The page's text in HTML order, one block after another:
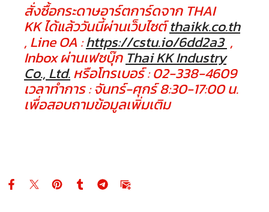
สั่งซื้อกระดาษอาร์ตการ์ดจาก THAI
KK ได้แล้ววันนี้ผ่านเว็บไซต์thaikk.co.th
, Line OA :https://cstu.io/6dd2a3 ,
Inbox ผ่านเฟซบุ๊ก Thai KK Industry
Co., Ltd.หรือโทรเบอร์ : 02-338-4609
เวลาทำการ : จันทร์-ศุกร์ 8:30-17:00 น.
เพื่อสอบถามข้อมูลเพิ่มเติม